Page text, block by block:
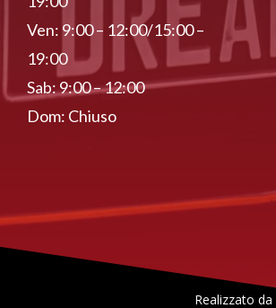
Ven: 9:00 – 12:00/15:00 –
19:00
Sab: 9:00 – 12:00
Dom: Chiuso
Realizzato da